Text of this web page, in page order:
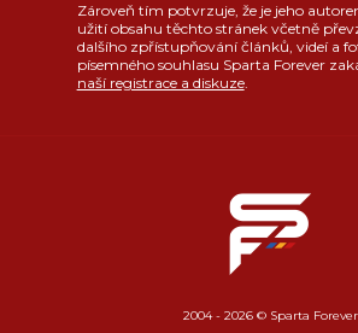
Zároveň tím potvrzuje, že je jeho
užití obsahu těchto stránek včetně
dalšího zpřístupňování článků, videí a
písemného souhlasu Sparta Forever
naší registrace a diskuze.
2004 - 2026 © Sparta Forever